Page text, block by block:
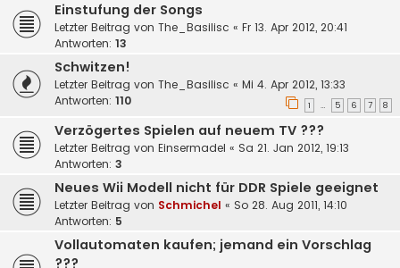
Einstufung der Songs
Letzter Beitrag von The_Basilisc « Fr 13. Apr 2012, 20:41
Antworten: 13
Schwitzen!
Letzter Beitrag von The_Basilisc « Mi 4. Apr 2012, 13:33
Antworten: 110 1 … 5 6 7 8
Verzögertes Spielen auf neuem TV ???
Letzter Beitrag von Einsermadel « Sa 21. Jan 2012, 19:13
Antworten: 3
Neues Wii Modell nicht für DDR Spiele geeignet
Letzter Beitrag von Schmichel « So 28. Aug 2011, 14:10
Antworten: 5
Vollautomaten kaufen; jemand ein Vorschlag
???